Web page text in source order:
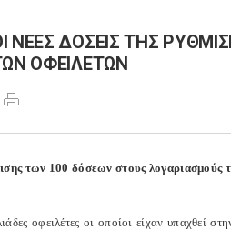
ΔΟΣΕΙΣ ΤΗΣ
ΟΦΕΙΛΕΤΩΝ
των 100 δόσεων στους λογαριασμούς
οφειλέτες οι οποίοι είχαν